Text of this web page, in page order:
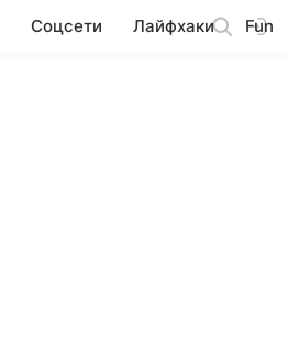
Соцсети Лайфхаки Fun